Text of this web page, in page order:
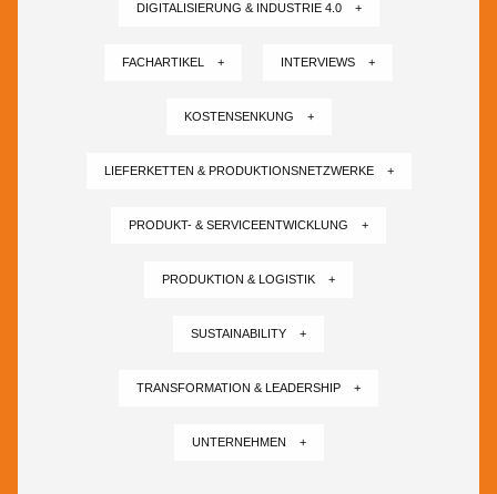
DIGITALISIERUNG & INDUSTRIE 4.0 +
FACHARTIKEL + INTERVIEWS +
KOSTENSENKUNG +
LIEFERKETTEN & PRODUKTIONSNETZWERKE +
PRODUKT- & SERVICEENTWICKLUNG +
PRODUKTION & LOGISTIK +
SUSTAINABILITY +
TRANSFORMATION & LEADERSHIP +
UNTERNEHMEN +